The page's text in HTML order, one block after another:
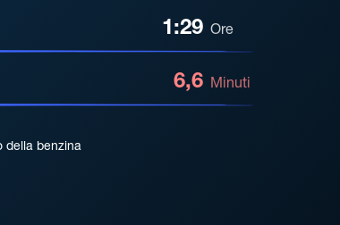
1:29 Ore
6,6 Minuti
della benzina